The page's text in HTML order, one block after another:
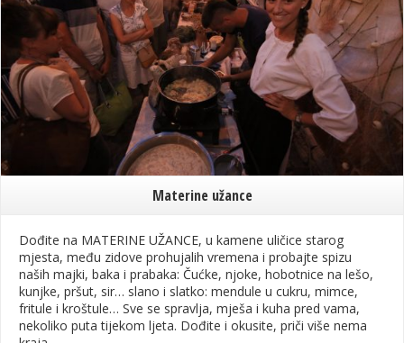
Materine užance
Dođite na MATERINE UŽANCE, u kamene uličice starog
mjesta, među zidove prohujalih vremena i probajte spizu
naših majki, baka i prabaka: Čućke, njoke, hobotnice na lešo,
kunjke, pršut, sir… slano i slatko: mendule u cukru, mimce,
fritule i kroštule… Sve se spravlja, mješa i kuha pred vama,
nekoliko puta tijekom ljeta. Dođite i okusite, priči više nema